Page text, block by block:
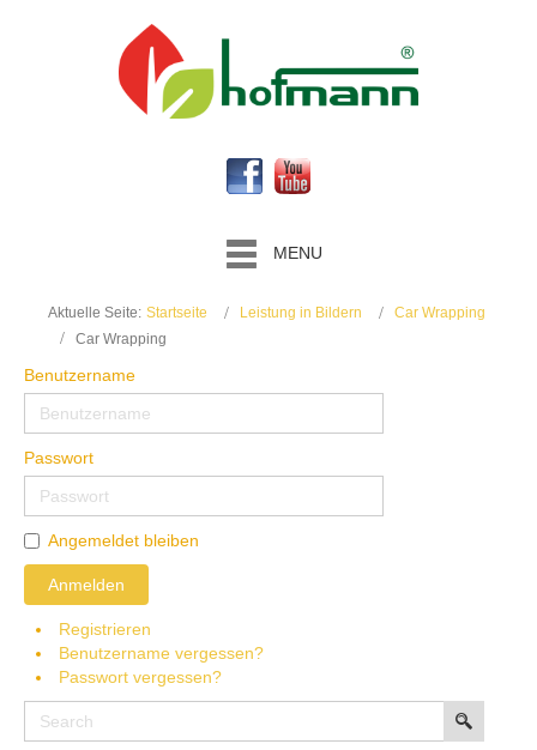
MENU
Aktuelle Seite: Startseite Leistung in Bildern
Car Wrapping
Car Wrapping
Benutzername
Passwort
Angemeldet bleiben
Anmelden
Registrieren
Benutzername vergessen?
Passwort vergessen?